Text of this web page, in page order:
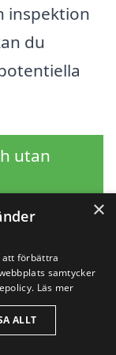
inspektion
du
utan
i
×
att förbättra
samtycker
Läs mer
ALLT